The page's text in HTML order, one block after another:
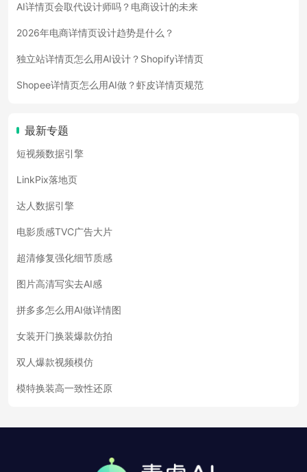
AI详情页会取代设计师吗？电商设计的未来
2026年电商详情页设计趋势是什么？
独立站详情页怎么用AI设计？Shopify详情页
Shopee详情页怎么用AI做？虾皮详情页规范
最新专题
短视频数据引擎
LinkPix落地页
达人数据引擎
电影质感TVC广告大片
超清修复强化细节质感
图片高清写实去AI感
拼多多怎么用AI做详情图
女装开门换装爆款仿拍
双人爆款视频模仿
模特换装高一致性还原